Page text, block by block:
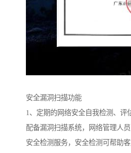
安全漏洞扫描功能
1、定期的网络安全自我检测、评
配备漏洞扫描系统，网络管理人
安全检测服务，安全检测可帮助客